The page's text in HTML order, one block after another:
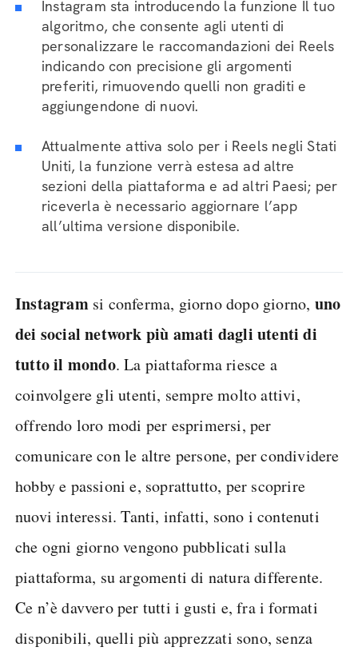
Instagram sta introducendo la funzione Il tuo
algoritmo, che consente agli utenti di
personalizzare le raccomandazioni dei Reels
indicando con precisione gli argomenti
preferiti, rimuovendo quelli non graditi e
aggiungendone di nuovi.
Attualmente attiva solo per i Reels negli Stati
Uniti, la funzione verrà estesa ad altre
sezioni della piattaforma e ad altri Paesi; per
riceverla è necessario aggiornare l’app
all’ultima versione disponibile.
Instagramsi conferma, giorno dopo giorno, uno
dei social network più amati dagli utenti di
tutto il mondo. La piattaforma riesce a
coinvolgere gli utenti, sempre molto attivi,
offrendo loro modi per esprimersi, per
comunicare con le altre persone, per condividere
hobby e passioni e, soprattutto, per scoprire
nuovi interessi. Tanti, infatti, sono i contenuti
che ogni giorno vengono pubblicati sulla
piattaforma, su argomenti di natura differente.
Ce n’è davvero per tutti i gusti e, fra i formati
disponibili, quelli più apprezzati sono, senza